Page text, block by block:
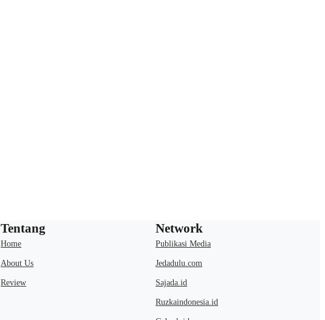
Tentang
Home
About Us
Review
Network
Publikasi Media
Jedadulu.com
Sajada.id
Ruzkaindonesia.id